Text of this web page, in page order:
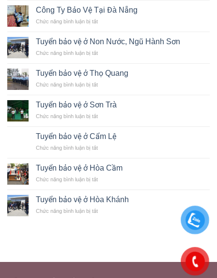
Thành
vệ
Long
Nẵng,
vệ
chuyên
khai
công
tác
vệ
máy
Đà
Công Ty Bảo Vệ Tại Đà Nẵng
Chức năng bình luận bị tắtở
Bảo
Vệ
Đà
Nẵng
Tuyển bảo vệ ở Non Nước, Ngũ Hành Sơn
Chức năng bình luận bị tắtở
vệ
ở
Nước,
Hành
Tuyển bảo vệ ở Thọ Quang
Chức năng bình luận bị tắtở
bảo
vệ
ở
Quang
Tuyển bảo vệ ở Sơn Trà
Chức năng bình luận bị tắtở
bảo
vệ
ở
Trà
Tuyển bảo vệ ở Cẩm Lệ
Chức năng bình luận bị tắtở
bảo
vệ
ở
Lệ
Tuyển bảo vệ ở Hòa Cầm
Chức năng bình luận bị tắtở
bảo
vệ
ở
Tuyển bảo vệ ở Hòa Khánh
Chức năng bình luận bị tắtở